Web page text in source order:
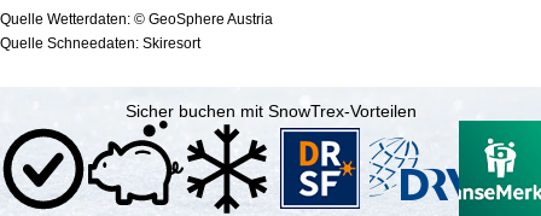
Quelle Wetterdaten: © GeoSphere Austria
Quelle Schneedaten: Skiresort
Sicher buchen mit SnowTrex-Vorteilen